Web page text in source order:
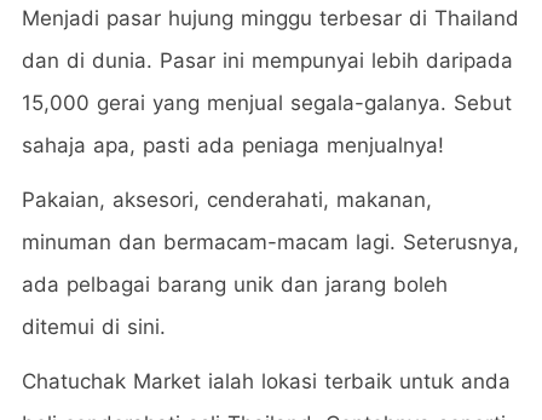
Menjadi pasar hujung minggu terbesar di Thailand
dan di dunia. Pasar ini mempunyai lebih daripada
15,000 gerai yang menjual segala-galanya. Sebut
sahaja apa, pasti ada peniaga menjualnya!
Pakaian, aksesori, cenderahati, makanan,
minuman dan bermacam-macam lagi. Seterusnya,
ada pelbagai barang unik dan jarang boleh
ditemui di sini.
Chatuchak Market ialah lokasi terbaik untuk anda